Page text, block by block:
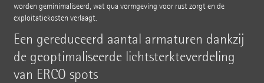
worden geminimaliseerd, wat qua vormgeving voor rust zorgt en de
exploitatiekosten verlaagt.
Een gereduceerd aantal armaturen dankzij
de geoptimaliseerde lichtsterkteverdeling
van ERCO spots